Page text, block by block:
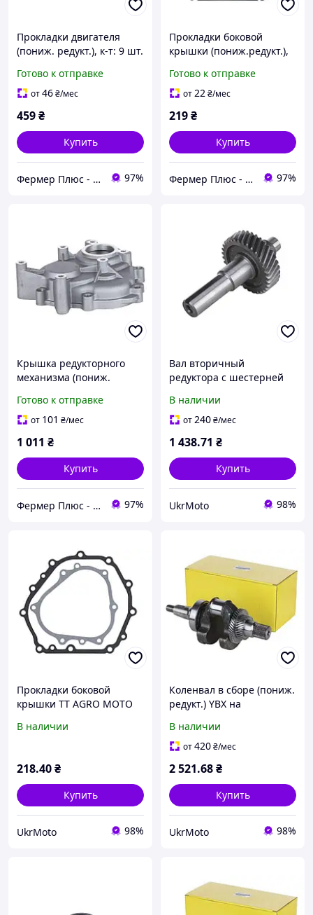
Прокладки двигателя
(пониж. редукт.), к-т: 9 шт.
Готово к отправке
от46₴/мес
459₴
Купить
Фермер Плюс - интернет магазин садовой техники 97%
Прокладки боковой
крышки (пониж.редукт.),
Готово к отправке
от22₴/мес
219₴
Купить
Фермер Плюс - интернет магазин садовой техники 97%
Крышка редукторного
механизма (пониж.
Готово к отправке
от 101 ₴/мес
1 011 ₴
Купить
Фермер Плюс - интернет магазин садовой техники 97%
Вал вторичный
редуктора с шестерней
редуктор) на бензиновый
двигатель 194F
В наличии
от240₴/мес
1 438.71 ₴
Купить
UkrMoto 98%
Прокладки боковой
крышки TT AGRO MOTO
бензиновый двигатель
В наличии
218.40₴
Купить
UkrMoto 98%
Коленвал в сборе (пониж.
редукт.) YBX на
194F
В наличии
от420₴/мес
2 521.68₴
Купить
UkrMoto 98%